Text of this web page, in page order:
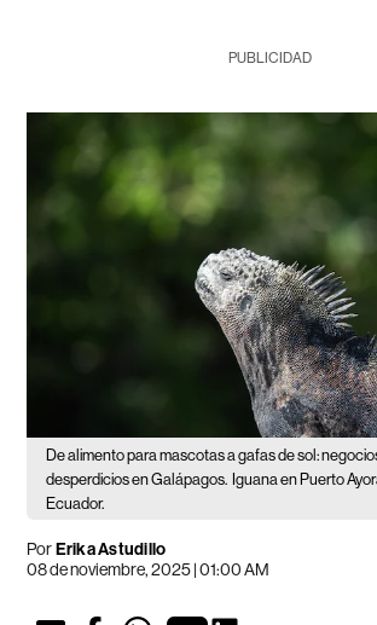
PUBLICIDAD
De alimento para mascotas a gafas de sol:
desperdicios en Galápagos. Iguana en Puerto
Ecuador.
PorErika Astudillo
08 de noviembre, 2025 | 01:00 AM